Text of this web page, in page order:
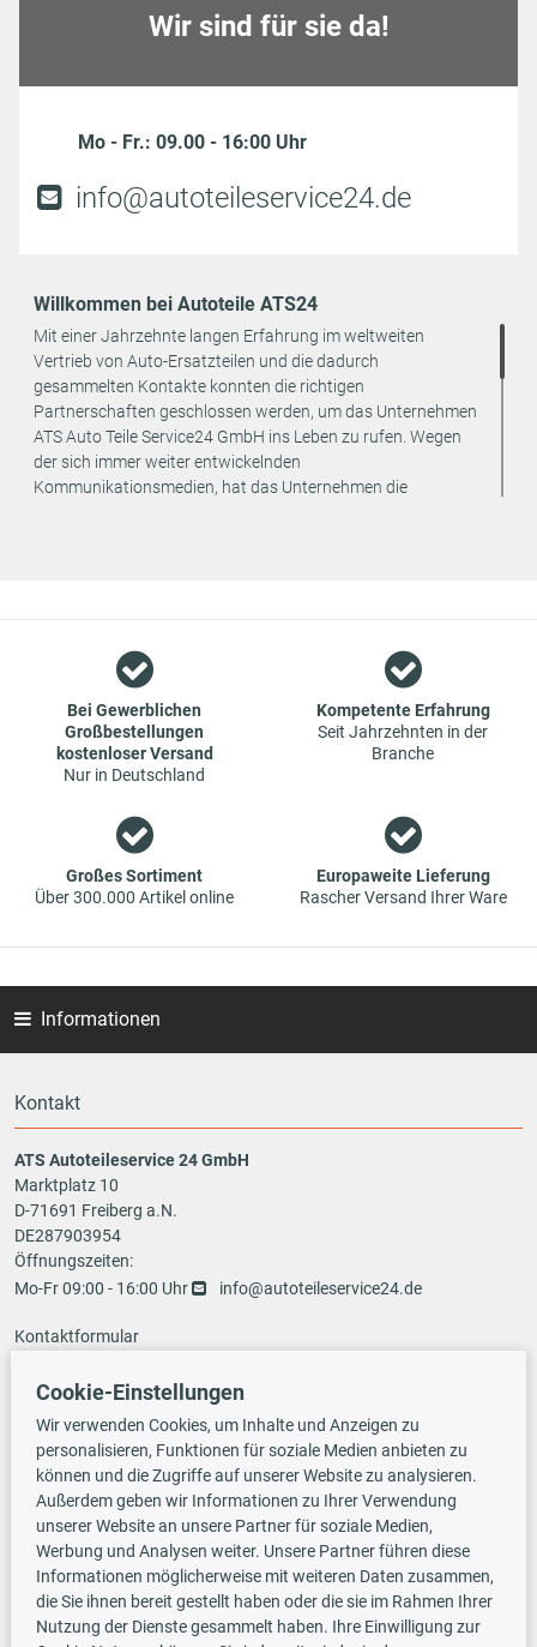
Wir sind für sie da!
Mo - Fr.: 09.00 - 16:00 Uhr
info@autoteileservice24.de
Willkommen bei Autoteile ATS24
Mit einer Jahrzehnte langen Erfahrung im weltweiten
Vertrieb von Auto-Ersatzteilen und die dadurch
gesammelten Kontakte konnten die richtigen
Partnerschaften geschlossen werden, um das Unternehmen
ATS Auto Teile Service24 GmbH ins Leben zu rufen. Wegen
der sich immer weiter entwickelnden
Kommunikationsmedien, hat das Unternehmen die
Einzelhandels für Fahrzeug-Ersatzteile. Die Konzentration
liegt bei Verschleißteilen - wir bieten Original-Ersatzteile und
Marken-Ersatzteile von Erstausrüstern zu absoluten Top-
Konditionen an. Dies bedeutet aber auch, dass wenn Sie mal
das gewünschte Ersatzteil in unseren online-Angeboten
nicht finden, Sie uns gerne kontaktieren können. Sie können
garantiert günstigen Preisen.
Bei Gewerblichen
Großbestellungen
kostenloser Versand
Nur in Deutschland
Kompetente Erfahrung
Seit Jahrzehnten in der
Branche
Großes Sortiment
Über 300.000 Artikel online
Europaweite Lieferung
Rascher Versand Ihrer Ware
Informationen
Kontakt
ATS Autoteileservice 24 GmbH
Marktplatz 10
D-71691 Freiberg a.N.
DE287903954
Öffnungszeiten:
Mo-Fr 09:00 - 16:00 Uhr
info@autoteileservice24.de
Kontaktformular
Vorauskasse
Versandarten
Cookie-Einstellungen
Wir verwenden Cookies, um Inhalte und Anzeigen zu
personalisieren, Funktionen für soziale Medien anbieten zu
können und die Zugriffe auf unserer Website zu analysieren.
Außerdem geben wir Informationen zu Ihrer Verwendung
unserer Website an unsere Partner für soziale Medien,
Werbung und Analysen weiter. Unsere Partner führen diese
Informationen möglicherweise mit weiteren Daten zusammen,
die Sie ihnen bereit gestellt haben oder die sie im Rahmen Ihrer
Nutzung der Dienste gesammelt haben. Ihre Einwilligung zur